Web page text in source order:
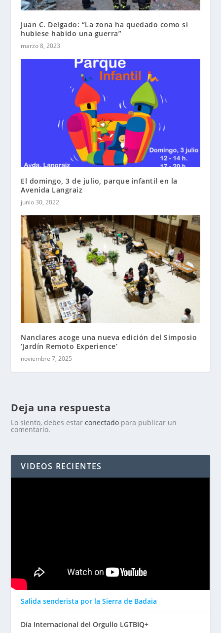
Juan C. Delgado: “La zona ha quedado como si
hubiese habido una guerra”
marzo 8, 2023
El domingo, 3 de julio, parque infantil en la
Avenida Langraiz
junio 30, 2022
Nanclares acoge una nueva edición del Simposio
‘Jardín Remoto Experience’
noviembre 7, 2025
Deja una respuesta
Lo siento, debes estarconectado para publicar un
comentario.
VIDEOS RECIENTES
Salida senderista por la Sierra de Badaia
Día Internacional del Orgullo LGTBIQ+